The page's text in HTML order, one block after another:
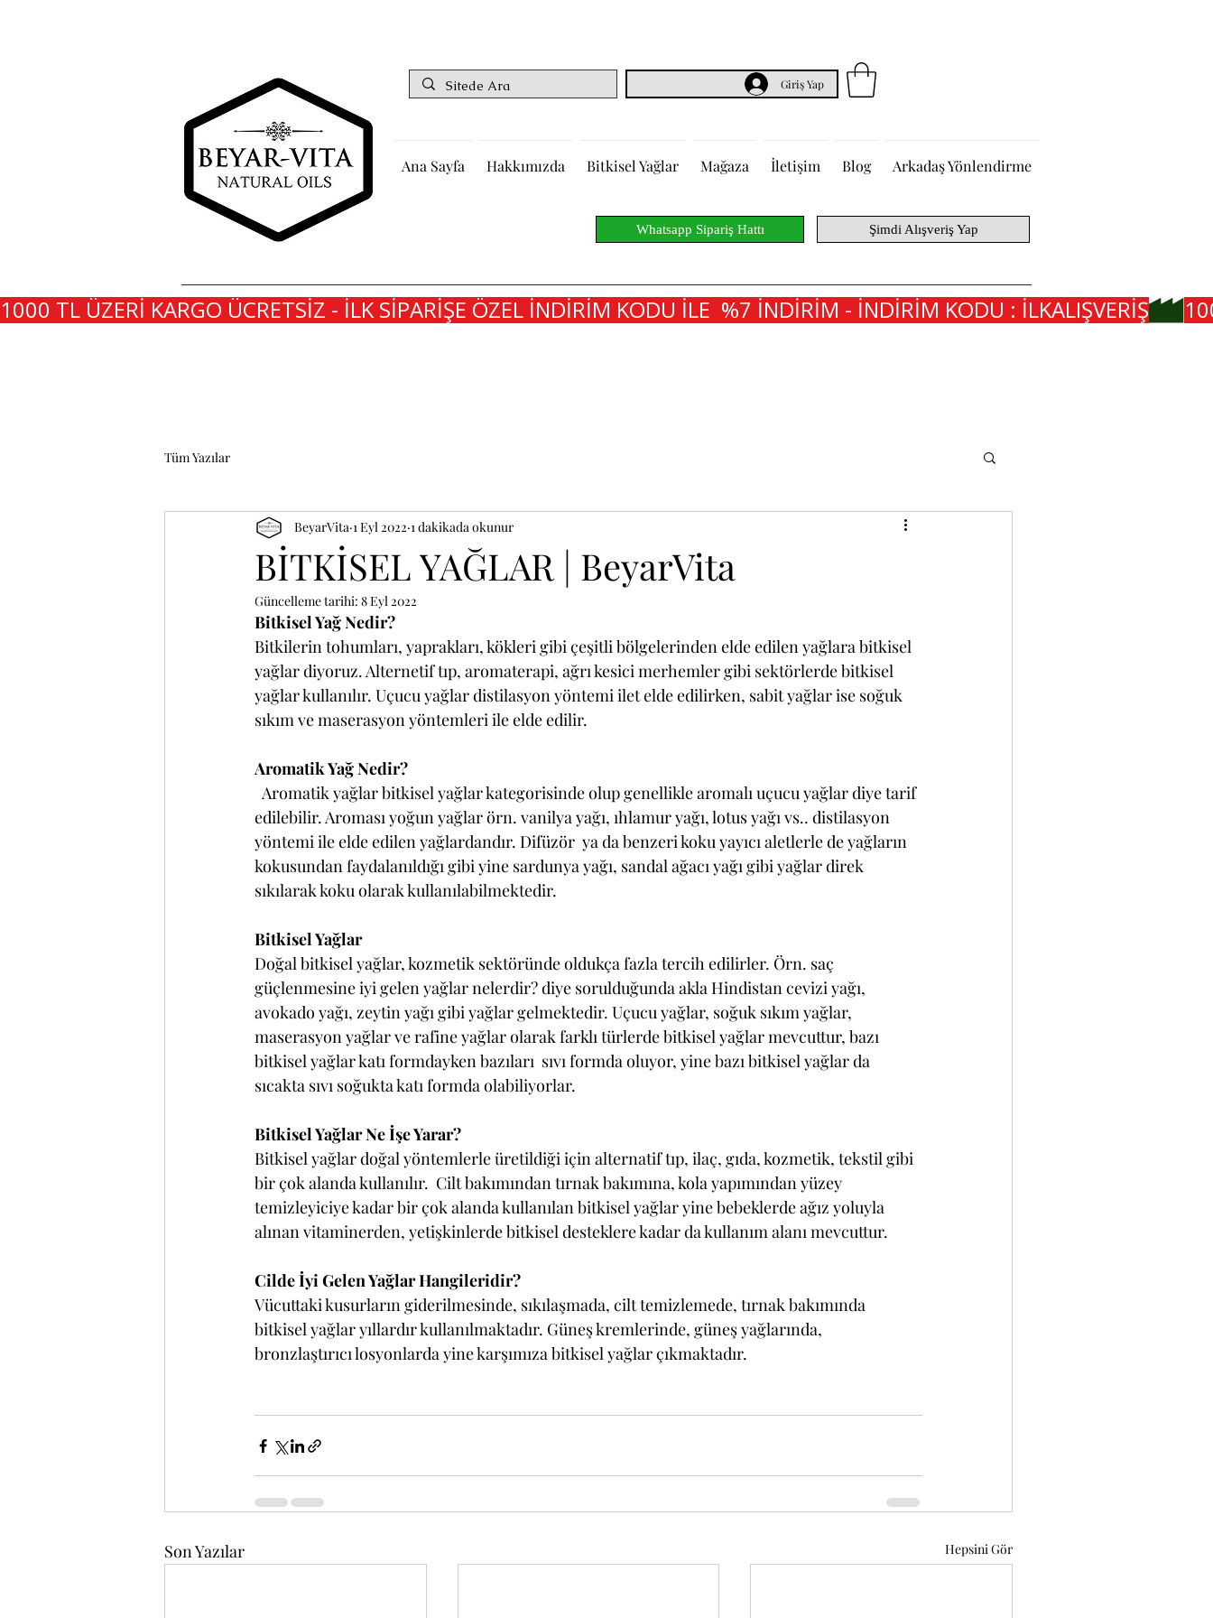
Giriş Yap
Ana Sayfa Hakkımızda Bitkisel Yağlar Mağaza İletişim Blog Arkadaş Yönlendirme
Whatsapp Sipariş Hattı Şimdi Alışveriş Yap
1000 TL ÜZERİ KARGO ÜCRETSİZ - İLK SİPARİŞE ÖZEL İNDİRİM KODU İLE  %7 İNDİRİM - İNDİRİM KODU : İLKALIŞVERİŞ
Tüm Yazılar
BİTKİSEL YAĞLAR | BeyarVita
BeyarVita 1 Eyl 2022 1 dakikada okunur
Güncelleme tarihi: 8 Eyl 2022
Bitkisel Yağ Nedir?
Bitkilerin tohumları, yaprakları, kökleri gibi çeşitli bölgelerinden elde edilen yağlara bitkisel
yağlar diyoruz. Alternetif tıp, aromaterapi, ağrı kesici merhemler gibi sektörlerde bitkisel
yağlar kullanılır. Uçucu yağlar distilasyon yöntemi ilet elde edilirken, sabit yağlar ise soğuk
sıkım ve maserasyon yöntemleri ile elde edilir.
Aromatik Yağ Nedir?
edilebilir. Aroması yoğun yağlar örn. vanilya yağı, ıhlamur yağı, lotus yağı vs.. distilasyon
yöntemi ile elde edilen yağlardandır. Difüzör  ya da benzeri koku yayıcı aletlerle de yağların
kokusundan faydalanıldığı gibi yine sardunya yağı, sandal ağacı yağı gibi yağlar direk
sıkılarak koku olarak kullanılabilmektedir.
Bitkisel Yağlar
Doğal bitkisel yağlar, kozmetik sektöründe oldukça fazla tercih edilirler. Örn. saç
güçlenmesine iyi gelen yağlar nelerdir? diye sorulduğunda akla Hindistan cevizi yağı,
avokado yağı, zeytin yağı gibi yağlar gelmektedir. Uçucu yağlar, soğuk sıkım yağlar,
maserasyon yağlar ve rafine yağlar olarak farklı türlerde bitkisel yağlar mevcuttur, bazı
bitkisel yağlar katı formdayken bazıları  sıvı formda oluyor, yine bazı bitkisel yağlar da
sıcakta sıvı soğukta katı formda olabiliyorlar.
Bitkisel Yağlar Ne İşe Yarar?
Bitkisel yağlar doğal yöntemlerle üretildiği için alternatif tıp, ilaç, gıda, kozmetik, tekstil gibi
bir çok alanda kullanılır.  Cilt bakımından tırnak bakımına, kola yapımından yüzey
temizleyiciye kadar bir çok alanda kullanılan bitkisel yağlar yine bebeklerde ağız yoluyla
alınan vitaminerden, yetişkinlerde bitkisel desteklere kadar da kullanım alanı mevcuttur.
Cilde İyi Gelen Yağlar Hangileridir?
Vücuttaki kusurların giderilmesinde, sıkılaşmada, cilt temizlemede, tırnak bakımında
bitkisel yağlar yıllardır kullanılmaktadır. Güneş kremlerinde, güneş yağlarında,
bronzlaştırıcı losyonlarda yine karşımıza bitkisel yağlar çıkmaktadır.
Son Yazılar Hepsini Gör